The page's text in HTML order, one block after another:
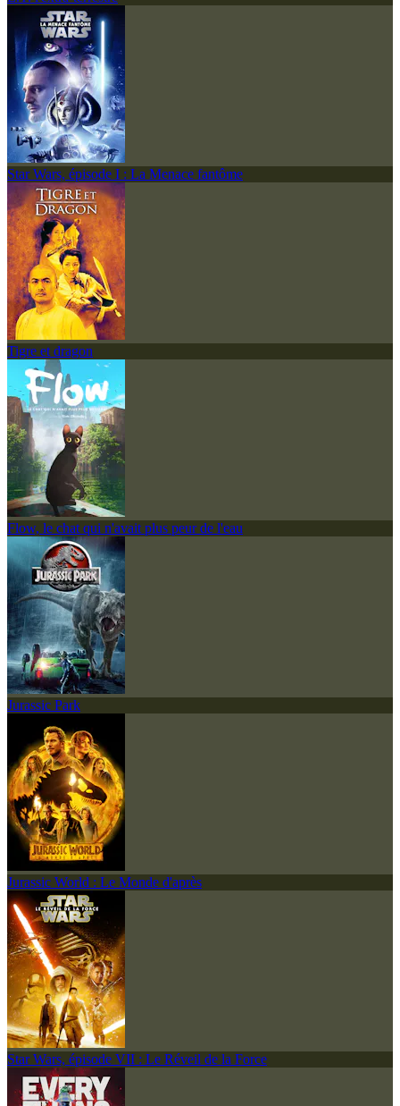
Star Wars, épisode I : La Menace fantôme
Tigre et dragon
Flow, le chat qui n'avait plus peur de l'eau
Jurassic Park
Jurassic World : Le Monde d'après
Star Wars, épisode VII : Le Réveil de la Force